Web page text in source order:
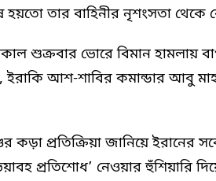
তার বাহিনীর নৃশংসতা থেকে
শুক্রবার ভোরে বিমান হামলায়
ইরাকি আশ-শাবির কমান্ডার আবু
কড়া প্রতিক্রিয়া জানিয়ে ইরানের
প্রতিশোধ’ নেওয়ার হুঁশিয়ারি